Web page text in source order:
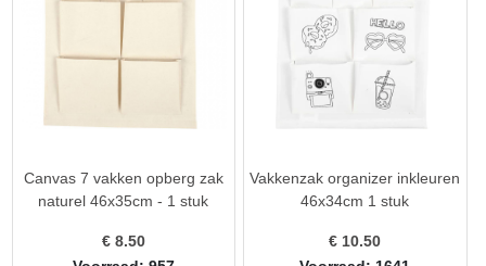
Canvas 7 vakken opberg zak
naturel 46x35cm - 1 stuk
€ 8.50
Vakkenzak organizer inkleuren
46x34cm 1 stuk
€ 10.50